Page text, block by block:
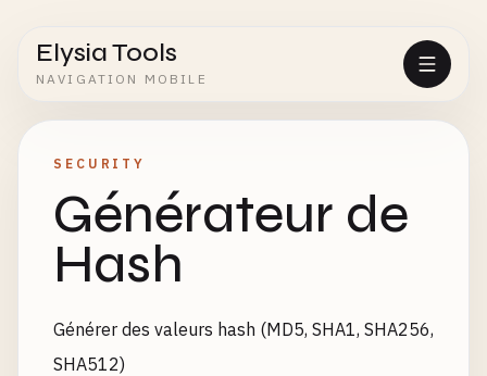
Elysia Tools
NAVIGATION MOBILE
SECURITY
Générateur de
Hash
Générer des valeurs hash (MD5, SHA1, SHA256,
SHA512)